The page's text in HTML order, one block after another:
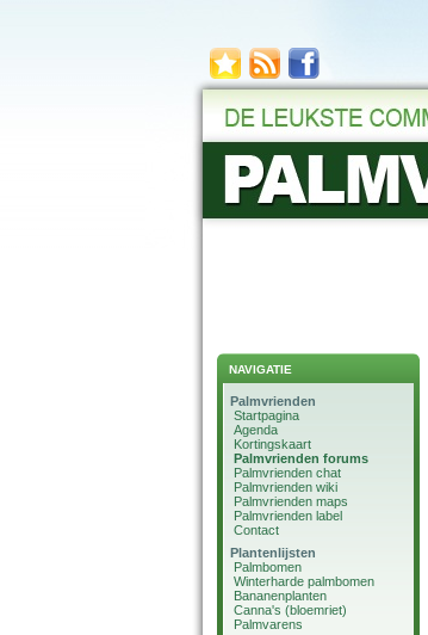
NAVIGATIE
Palmvrienden
Startpagina
Agenda
Kortingskaart
Palmvrienden forums
Palmvrienden chat
Palmvrienden wiki
Palmvrienden maps
Palmvrienden label
Contact
Plantenlijsten
Palmbomen
Winterharde palmbomen
Bananenplanten
Canna's (bloemriet)
Palmvarens